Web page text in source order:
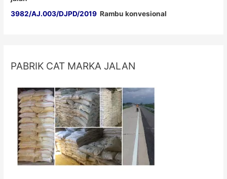
3982/AJ.003/DJPD/2019 Rambu konvesional
PABRIK CAT MARKA JALAN